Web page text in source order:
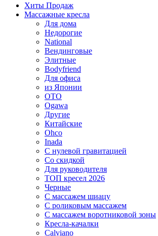
Хиты Продаж
Массажные кресла
Для дома
Недорогие
National
Вендинговые
Элитные
Bodyfriend
Для офиса
из Японии
OTO
Ogawa
Другие
Китайские
Ohco
Inada
С нулевой гравитацией
Со скидкой
Для руководителя
ТОП кресел 2026
Черные
С массажем шиацу
С роликовым массажем
С массажем воротниковой зоны
Кресла-качалки
Calviano